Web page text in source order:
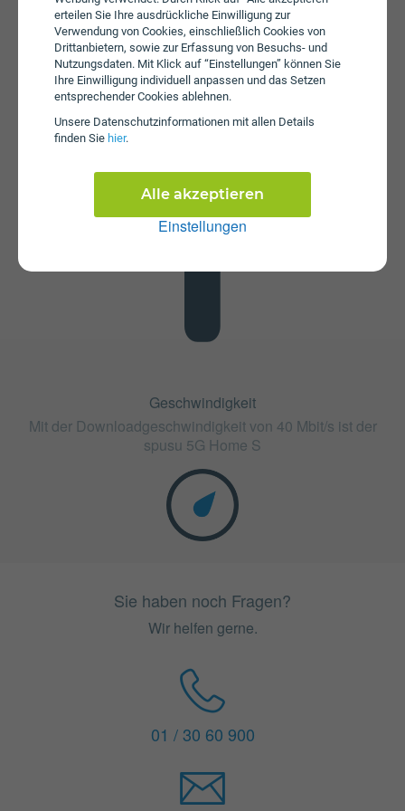
erteilen Sie Ihre ausdrückliche Einwilligung zur
Verwendung von Cookies, einschließlich Cookies von
Drittanbietern, sowie zur Erfassung von Besuchs- und
Nutzungsdaten. Mit Klick auf “Einstellungen” können Sie
Ihre Einwilligung individuell anpassen und das Setzen
entsprechender Cookies ablehnen.
Unsere Daten­schutz­informationen mit allen Details
finden Sie hier.
Einstellungen
Alle akzeptieren
Datenstick
Im Tarif spusu 5G Home S ist kein Datenstick enthalten.
Die SIM-Karte kann in jedem gängigen Datenstick
Internet zu verbinden. Alternativ kann die SIM-Karte von
spusu auch in Tablets verwendet werden.
Geschwindigkeit
Mit der Downloadgeschwindigkeit von 40 Mbit/s ist der
spusu 5G Home S
Sie haben noch Fragen?
Wir helfen gerne.
01 / 30 60 900